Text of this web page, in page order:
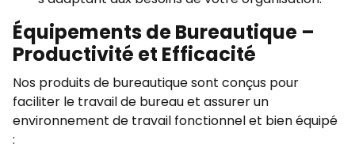
Équipements de Bureautique –
Productivité et Efficacité
Nos produits de bureautique sont conçus pour
faciliter le travail de bureau et assurer un
environnement de travail fonctionnel et bien équipé
: